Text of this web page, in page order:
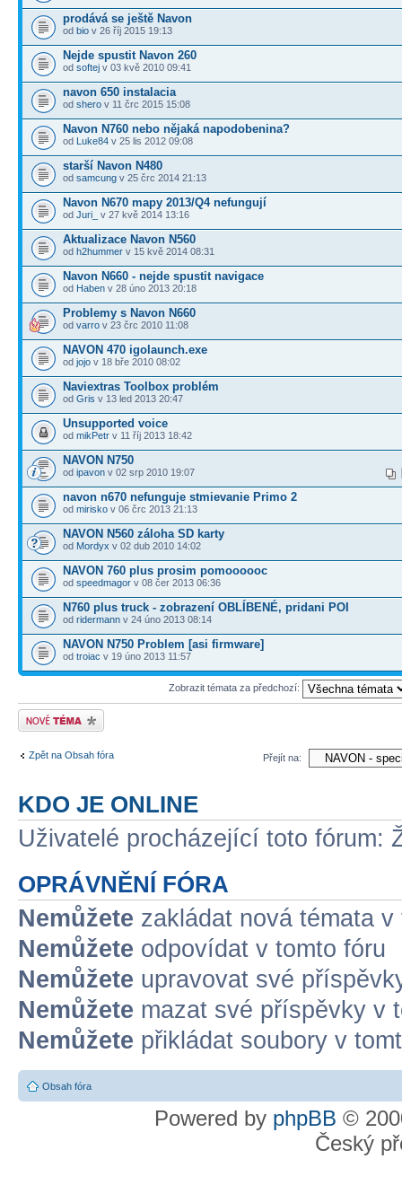
prodává se ještě Navon
od bio v 26 říj 2015 19:13
Nejde spustit Navon 260
od softej v 03 kvě 2010 09:41
navon 650 instalacia
od shero v 11 črc 2015 15:08
Navon N760 nebo nějaká napodobenina?
od Luke84 v 25 lis 2012 09:08
starší Navon N480
od samcung v 25 črc 2014 21:13
Navon N670 mapy 2013/Q4 nefungují
od Juri_ v 27 kvě 2014 13:16
Aktualizace Navon N560
od h2hummer v 15 kvě 2014 08:31
Navon N660 - nejde spustit navigace
od Haben v 28 úno 2013 20:18
Problemy s Navon N660
od varro v 23 črc 2010 11:08
NAVON 470 igolaunch.exe
od jojo v 18 bře 2010 08:02
Naviextras Toolbox problém
od Gris v 13 led 2013 20:47
Unsupported voice
od mikPetr v 11 říj 2013 18:42
NAVON N750
od ipavon v 02 srp 2010 19:07
navon n670 nefunguje stmievanie Primo 2
od mirisko v 06 črc 2013 21:13
NAVON N560 záloha SD karty
od Mordyx v 02 dub 2010 14:02
NAVON 760 plus prosim pomoooooc
od speedmagor v 08 čer 2013 06:36
N760 plus truck - zobrazení OBLÍBENÉ, pridani POI
od ridermann v 24 úno 2013 08:14
NAVON N750 Problem [asi firmware]
od troiac v 19 úno 2013 11:57
Zobrazit témata za předchozí:
Odeslat nové téma
Zpět na Obsah fóra Přejít na:
KDO JE ONLINE
Uživatelé procházející toto fórum:
OPRÁVNĚNÍ FÓRA
Nemůžete zakládat nová témata v
Nemůžete odpovídat v tomto fóru
Nemůžete upravovat své
Nemůžete mazat své příspěvky v
Nemůžete přikládat soubory v
Obsah fóra
Powered by phpBB ©
Český